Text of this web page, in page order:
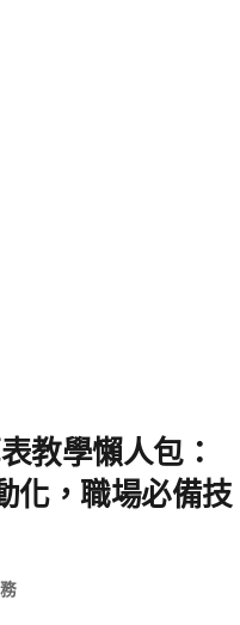
教學懶人包：
化，職場必備技